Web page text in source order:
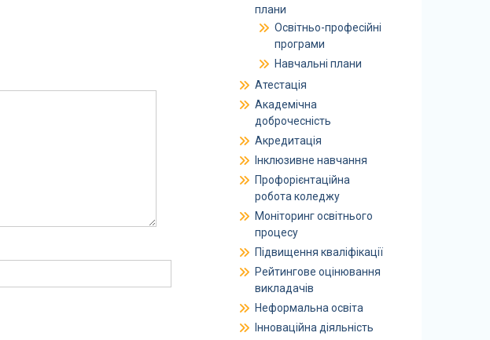
плани
Освітньо-професійні
програми
Навчальні плани
Атестація
Академічна
доброчесність
Акредитація
Інклюзивне навчання
Профорієнтаційна
робота коледжу
Моніторинг освітнього
процесу
Підвищення кваліфікації
Рейтингове оцінювання
викладачів
Неформальна освіта
Інноваційна діяльність